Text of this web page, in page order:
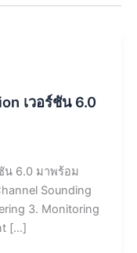
เวอร์ชัน 6.0
น 6.0 มาพร้อม
Sounding
3. Monitoring
[…]